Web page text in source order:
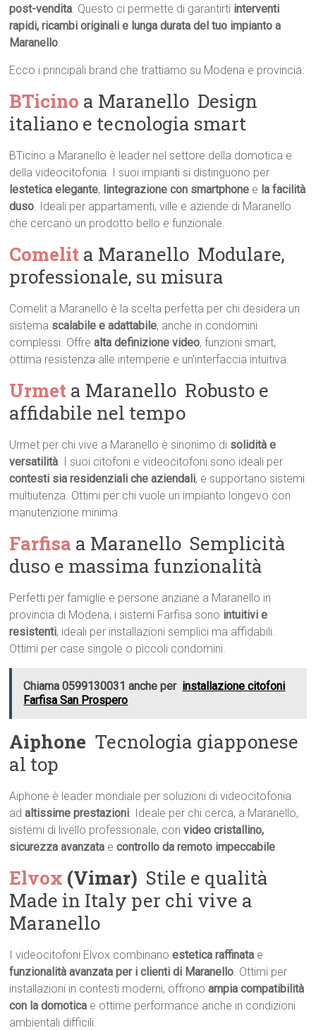
post-vendita. Questo ci permette di garantirti interventi
rapidi, ricambi originali e lunga durata del tuo impianto a
Maranello.
Ecco i principali brand che trattiamo su Modena e provincia:
BTicino a Maranello  Design
italiano e tecnologia smart
BTicino a Maranello è leader nel settore della domotica e
della videocitofonia. I suoi impianti si distinguono per
lestetica elegante, lintegrazione con smartphone e la facilità
duso. Ideali per appartamenti, ville e aziende di Maranello
che cercano un prodotto bello e funzionale.
Comelit a Maranello  Modulare,
professionale, su misura
Comelit a Maranello è la scelta perfetta per chi desidera un
sistema scalabile e adattabile, anche in condomini
complessi. Offrealta definizione video, funzioni smart,
ottima resistenza alle intemperie e un’interfaccia intuitiva.
Urmet a Maranello  Robusto e
affidabile nel tempo
Urmet per chi vive a Maranello è sinonimo di solidità e
versatilità. I suoi citofoni e videocitofoni sono ideali per
contesti sia residenziali che aziendali, e supportano sistemi
multiutenza. Ottimi per chi vuole un impianto longevo con
manutenzione minima.
Farfisa a Maranello  Semplicità
duso e massima funzionalità
Perfetti per famiglie e persone anziane a Maranello in
provincia di Modena, i sistemi Farfisa sono intuitivi e
resistenti, ideali per installazioni semplici ma affidabili.
Ottimi per case singole o piccoli condomini.
Chiama 0599130031 anche per installazione citofoni
Farfisa San Prospero
Aiphone  Tecnologia giapponese
al top
Aiphone è leader mondiale per soluzioni di videocitofonia
adaltissime prestazioni. Ideale per chi cerca, a Maranello,
sistemi di livello professionale, convideo cristallino,
sicurezza avanzata econtrollo da remoto impeccabile.
Elvox (Vimar)  Stile e qualità
Made in Italy per chi vive a
Maranello
I videocitofoni Elvox combinanoestetica raffinata e
funzionalità avanzata per i clienti di Maranello. Ottimi per
installazioni in contesti moderni, offronoampia compatibilità
con la domotica e ottime performance anche in condizioni
ambientali difficili.